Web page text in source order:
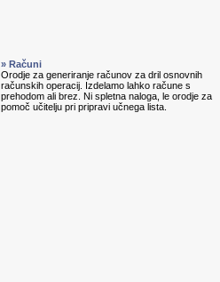
» Računi
Orodje za generiranje računov za dril osnovnih
računskih operacij. Izdelamo lahko račune s
prehodom ali brez. Ni spletna naloga, le orodje za
pomoč učitelju pri pripravi učnega lista.